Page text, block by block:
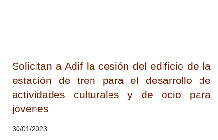
Solicitan a Adif la cesión del edificio de la
estación de tren para el desarrollo de
actividades culturales y de ocio para
jóvenes
30/01/2023